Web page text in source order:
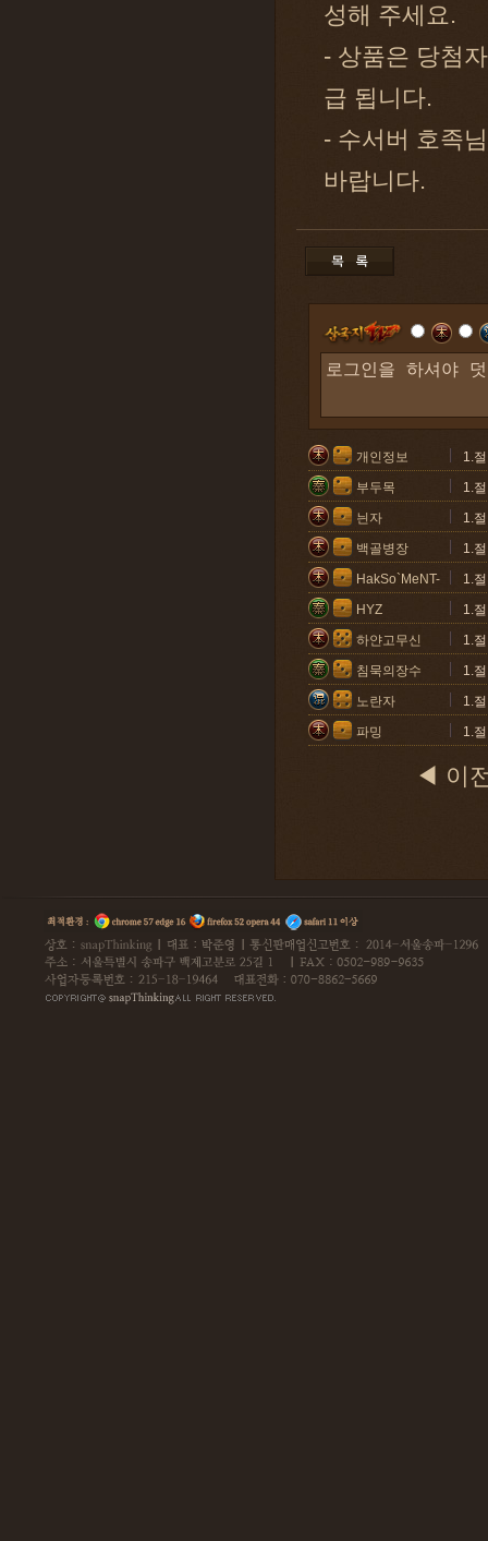
성해 주세요.
- 상품은 당첨
급 됩니다.
- 수서버 호족
바랍니다.
개인정보
1.
부두목
1.
늰자
1.
백골병장
1.
HakSo`MeNT-
1.
HYZ
1.
하얀고무신
1.
침묵의장수
1.
노란자
1.
파밍
1.
◀ 이